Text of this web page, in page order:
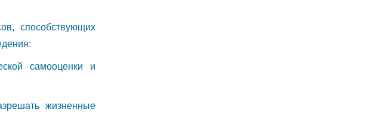
способствующих
самооценки и
жизненные